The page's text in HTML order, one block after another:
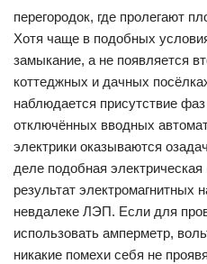
перегородок, где пролегают
Хотя чаще в подобных
замыкание, а не появляется
коттеджных и дачных
наблюдается присутствие
отключённых вводных
электрики оказываются
деле подобная
результат электромагнитных
невдалеке ЛЭП. Если для
использовать амперметр,
никакие помехи себя не